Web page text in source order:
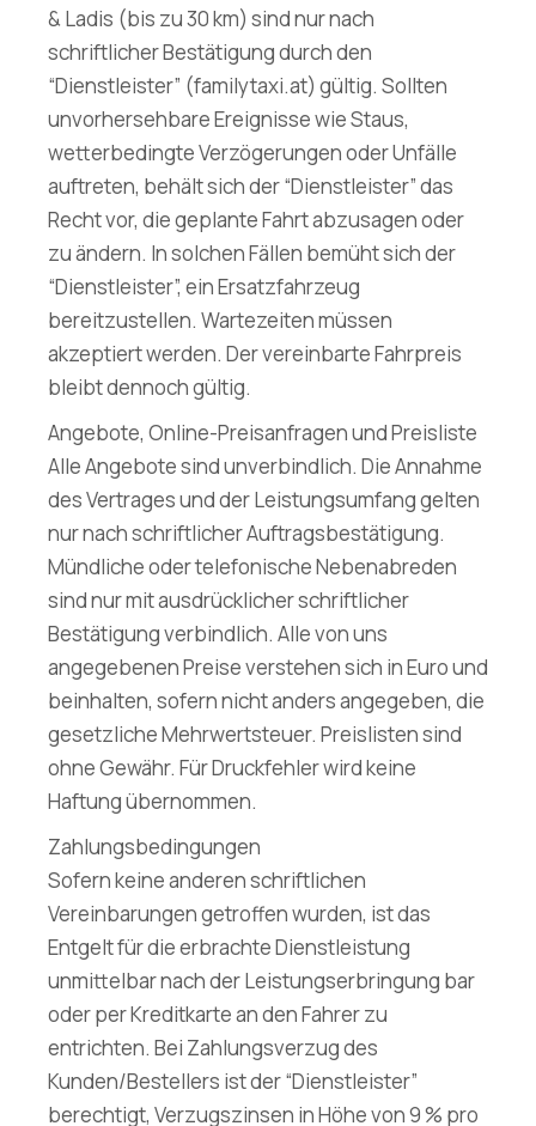
& Ladis (bis zu 30 km) sind nur nach
schriftlicher Bestätigung durch den
“Dienstleister” (familytaxi.at) gültig. Sollten
unvorhersehbare Ereignisse wie Staus,
wetterbedingte Verzögerungen oder Unfälle
auftreten, behält sich der “Dienstleister” das
Recht vor, die geplante Fahrt abzusagen oder
zu ändern. In solchen Fällen bemüht sich der
“Dienstleister”, ein Ersatzfahrzeug
bereitzustellen. Wartezeiten müssen
akzeptiert werden. Der vereinbarte Fahrpreis
bleibt dennoch gültig.
Angebote, Online-Preisanfragen und Preisliste
Alle Angebote sind unverbindlich. Die Annahme
des Vertrages und der Leistungsumfang gelten
nur nach schriftlicher Auftragsbestätigung.
Mündliche oder telefonische Nebenabreden
sind nur mit ausdrücklicher schriftlicher
Bestätigung verbindlich. Alle von uns
angegebenen Preise verstehen sich in Euro und
beinhalten, sofern nicht anders angegeben, die
gesetzliche Mehrwertsteuer. Preislisten sind
ohne Gewähr. Für Druckfehler wird keine
Haftung übernommen.
Zahlungsbedingungen
Sofern keine anderen schriftlichen
Vereinbarungen getroffen wurden, ist das
Entgelt für die erbrachte Dienstleistung
unmittelbar nach der Leistungserbringung bar
oder per Kreditkarte an den Fahrer zu
entrichten. Bei Zahlungsverzug des
Kunden/Bestellers ist der “Dienstleister”
berechtigt, Verzugszinsen in Höhe von 9 % pro